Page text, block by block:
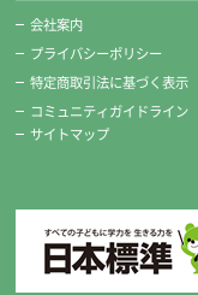
会社案内
プライバシーポリシー
特定商取引法に基づく表示
コミュニティガイドライン
サイトマップ